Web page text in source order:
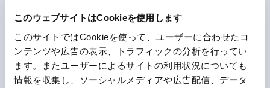
このウェブサイトはCookieを使用します
このサイトではCookieを使って、ユーザーに合わせたコ
ンテンツや広告の表示、トラフィックの分析を行ってい
ます。またユーザーによるサイトの利用状況についても
情報を収集し、ソーシャルメディアや広告配信、データ
What's MORIROKU?